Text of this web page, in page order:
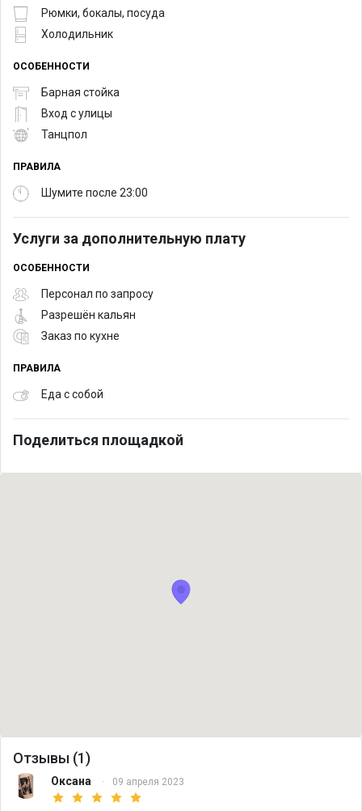
Рюмки, бокалы, посуда
Холодильник
ОСОБЕННОСТИ
Барная стойка
Вход с улицы
Танцпол
ПРАВИЛА
Шумите после 23:00
Услуги за дополнительную плату
ОСОБЕННОСТИ
Персонал по запросу
Разрешён кальян
Заказ по кухне
ПРАВИЛА
Еда с собой
Поделиться площадкой
Отзывы (1)
Оксана · 09 апреля 2023